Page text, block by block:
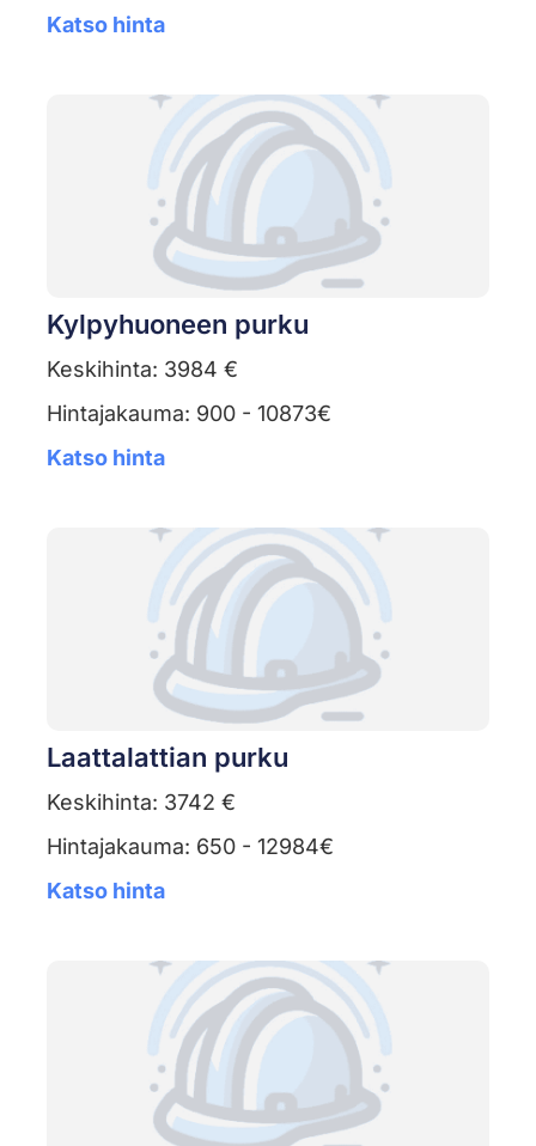
Katso hinta
Kylpyhuoneen purku
Keskihinta: 3984 €
Hintajakauma: 900 - 10873€
Katso hinta
Laattalattian purku
Keskihinta: 3742 €
Hintajakauma: 650 - 12984€
Katso hinta